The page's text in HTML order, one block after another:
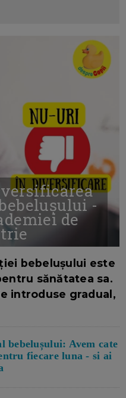
-
de
bebelușului este
sănătatea sa.
introduse gradual,
bebelușului: Avem cate
fiecare luna - si ai